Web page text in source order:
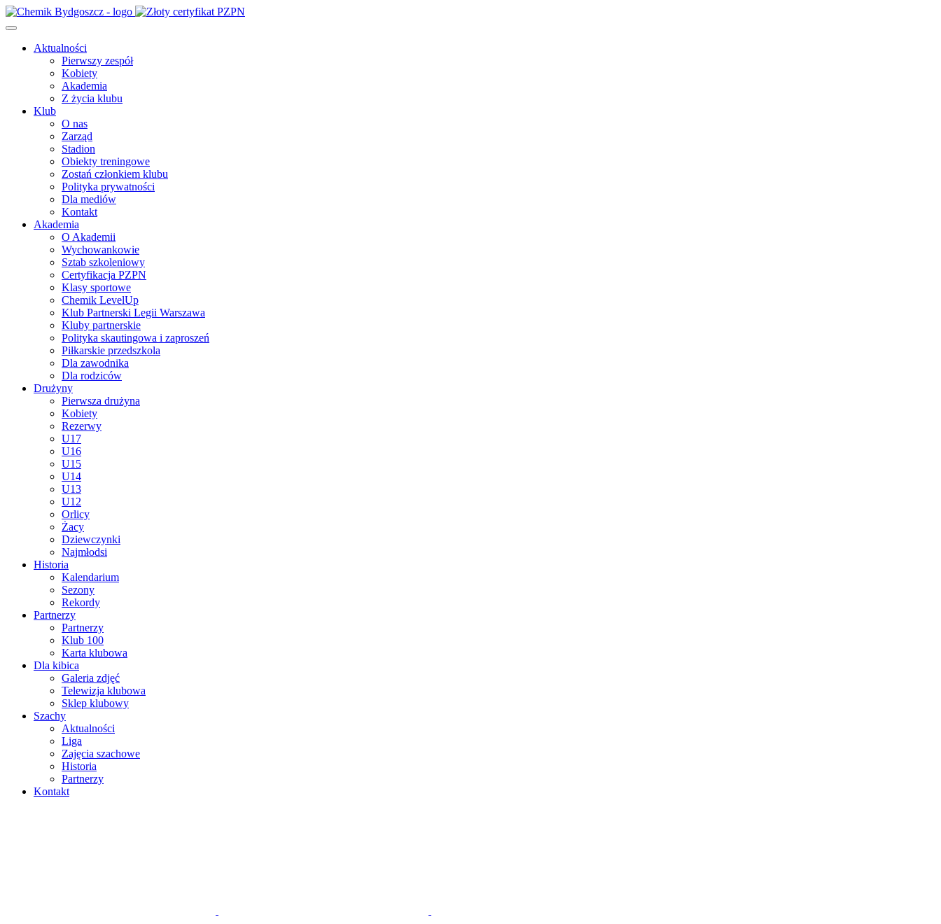
Aktualności
Pierwszy zespół
Kobiety
Akademia
Z życia klubu
Klub
O nas
Zarząd
Stadion
Obiekty treningowe
Zostań członkiem klubu
Polityka prywatności
Dla mediów
Kontakt
Akademia
O Akademii
Wychowankowie
Sztab szkoleniowy
Certyfikacja PZPN
Klasy sportowe
Chemik LevelUp
Klub Partnerski Legii Warszawa
Kluby partnerskie
Polityka skautingowa i zaproszeń
Piłkarskie przedszkola
Dla zawodnika
Dla rodziców
Drużyny
Pierwsza drużyna
Kobiety
Rezerwy
U17
U16
U15
U14
U13
U12
Orlicy
Żacy
Dziewczynki
Najmłodsi
Historia
Kalendarium
Sezony
Rekordy
Partnerzy
Partnerzy
Klub 100
Karta klubowa
Dla kibica
Galeria zdjęć
Telewizja klubowa
Sklep klubowy
Szachy
Aktualności
Liga
Zajęcia szachowe
Historia
Partnerzy
Kontakt